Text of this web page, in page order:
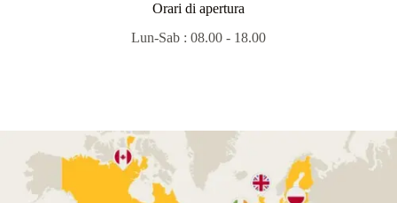
Orari di apertura
Lun-Sab : 08.00 - 18.00